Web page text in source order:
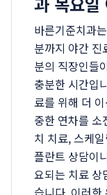
바른기준치과
분까지 야간 진
분의 직장인들
충분한 시간입
료를 위해 더
중한 연차를 소
치 치료, 스케
플란트 상담이
요되는 치료 상